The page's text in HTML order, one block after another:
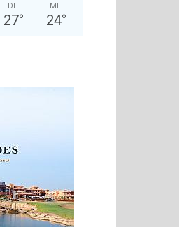
DI.
27°
MI.
24°